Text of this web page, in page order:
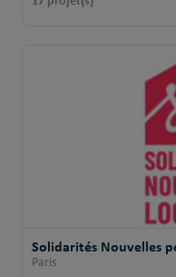
Solidarités Nouvelles
Paris